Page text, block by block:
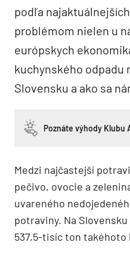
podľa
problémom nielen u
európskych
kuchynského odpadu
Slovensku a ako sa
Poznáte výhody Klubu
Medzi najčastejší
pečivo, ovocie a
uvareného
potraviny. Na
537,5-tisíc ton takéhoto